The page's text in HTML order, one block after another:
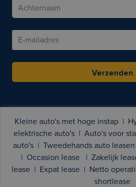
Verzenden
Kleine auto's met hoge instap
elektrische auto's
Auto's voor
auto's
Tweedehands auto leasen
Occasion lease Zakelijk
lease
Expat lease Netto
shortlease